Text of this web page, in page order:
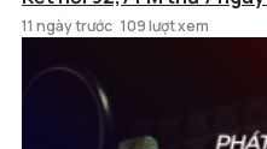
11 ngày trước 109 lượt xem